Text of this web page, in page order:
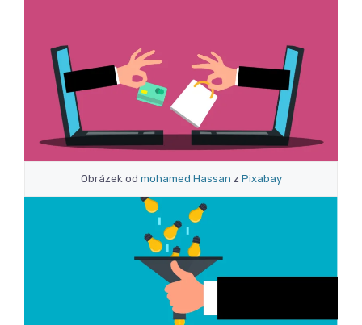
Obrázek od mohamed Hassan z Pixabay